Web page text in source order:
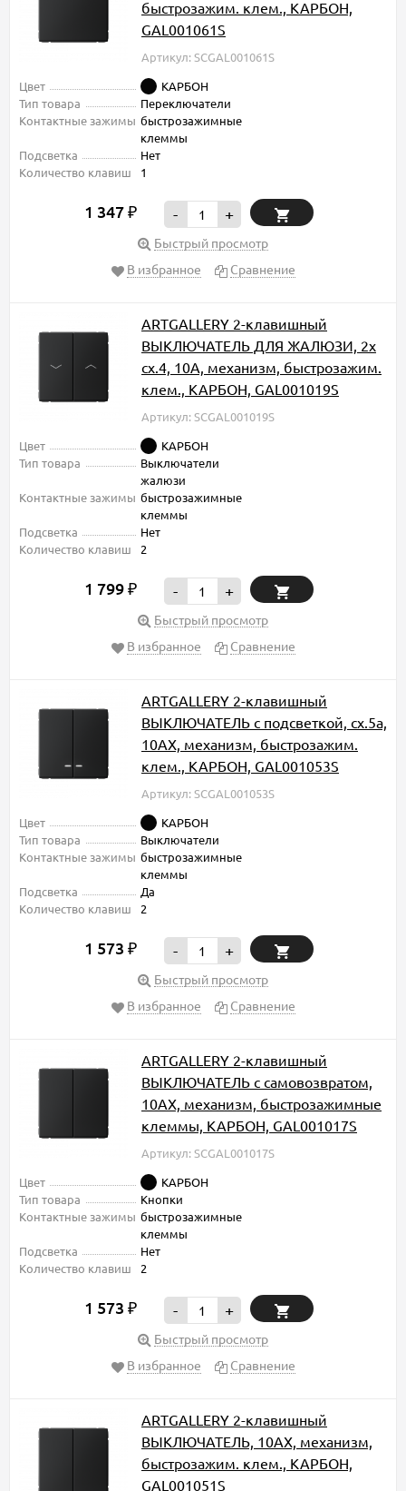
быстрозажим. клем., КАРБОН,
GAL001061S
Артикул: SCGAL001061S
Цвет
КАРБОН
Тип товара
Переключатели
Контактные зажимы быстрозажимные
клеммы
Подсветка
Нет
Количество клавиш
1
1 347 ₽ - +
Быстрый просмотр
В избранное
Сравнение
ARTGALLERY 2-клавишный
ВЫКЛЮЧАТЕЛЬ ДЛЯ ЖАЛЮЗИ, 2х
сх.4, 10А, механизм, быстрозажим.
клем., КАРБОН, GAL001019S
Артикул: SCGAL001019S
Цвет
КАРБОН
Тип товара
Выключатели
жалюзи
Контактные зажимы быстрозажимные
клеммы
Подсветка
Нет
Количество клавиш
2
1 799 ₽ - +
Быстрый просмотр
В избранное
Сравнение
ARTGALLERY 2-клавишный
ВЫКЛЮЧАТЕЛЬ с подсветкой, сх.5а,
10АХ, механизм, быстрозажим.
клем., КАРБОН, GAL001053S
Артикул: SCGAL001053S
Цвет
КАРБОН
Тип товара
Выключатели
Контактные зажимы быстрозажимные
клеммы
Подсветка
Да
Количество клавиш
2
1 573 ₽ - +
Быстрый просмотр
В избранное
Сравнение
ARTGALLERY 2-клавишный
ВЫКЛЮЧАТЕЛЬ с самовозвратом,
10АХ, механизм, быстрозажимные
клеммы, КАРБОН, GAL001017S
Артикул: SCGAL001017S
Цвет
КАРБОН
Тип товара
Кнопки
Контактные зажимы быстрозажимные
клеммы
Подсветка
Нет
Количество клавиш
2
1 573 ₽ - +
Быстрый просмотр
В избранное
Сравнение
ARTGALLERY 2-клавишный
ВЫКЛЮЧАТЕЛЬ, 10АХ, механизм,
быстрозажим. клем., КАРБОН,
GAL001051S